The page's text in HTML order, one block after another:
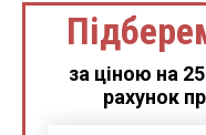
за ціною на
рахунок